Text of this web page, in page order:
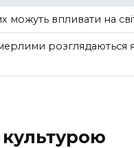
можуть впливати на
розглядаються